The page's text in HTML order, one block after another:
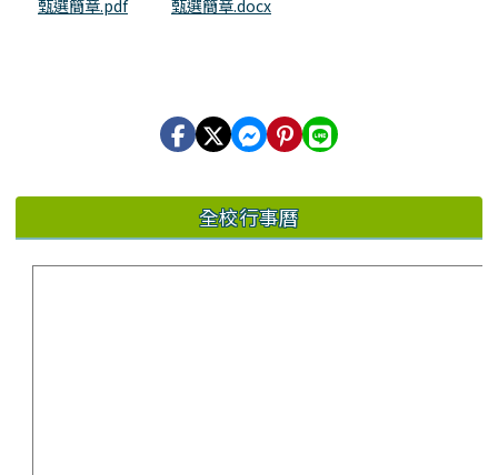
甄選簡章.pdf
甄選簡章.docx
全校行事曆